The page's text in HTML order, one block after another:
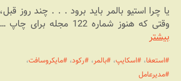
یا چرا استیو بالمر باید برود . . . چند روز قبل،
وقتی که هنوز شماره 122 مجله برای چاپ …
بیشتر
استعفا، اسکایپ، بالمر، رکود، مایکروسافت،
مدیرعامل